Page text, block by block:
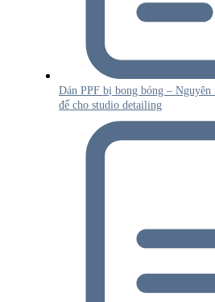
Dán PPF bị bong bóng –
để cho studio detailing